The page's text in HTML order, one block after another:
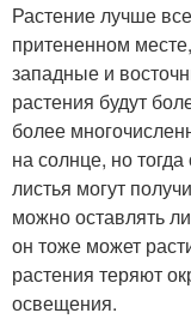
Растение лучше
притененном
западные и
растения будут
более
на солнце, но
листья могут
можно оставлять
он тоже может
растения теряют
освещения.